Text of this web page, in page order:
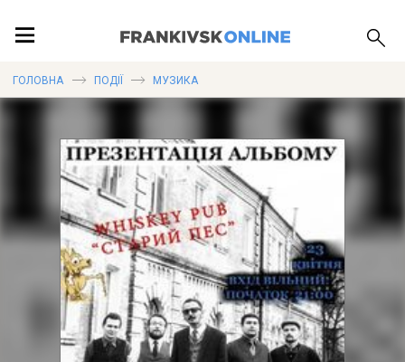
ПУБЛІКАЦІЇ
ГОЛОВНА ПОДІЇ МУЗИКА